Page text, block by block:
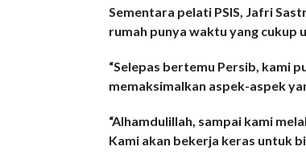
Sementara pelati PSIS, Jafri
rumah punya waktu yang cukup
“Selepas bertemu Persib, kami
memaksimalkan aspek-aspek
“Alhamdulillah, sampai kami
Kami akan bekerja keras untuk